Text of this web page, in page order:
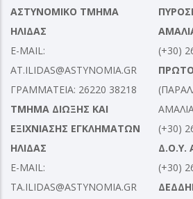
ΑΣΤΥΝΟΜΙΚΟ ΤΜΗΜΑ
ΗΛΙΔΑΣ
E-MAIL:
AT.ILIDAS@ASTYNOMIA.GR
ΓΡΑΜΜΑΤΕΙΑ: 26220 38218
ΤΜΗΜΑ ΔΙΩΞΗΣ ΚΑΙ
ΕΞΙΧΝΙΑΣΗΣ ΕΓΚΛΗΜΑΤΩΝ
ΗΛΙΔΑΣ
E-MAIL:
TA.ILIDAS@ASTYNOMIA.GR
(+30)
(+30)
Δ.Ο.Υ.
(+30)